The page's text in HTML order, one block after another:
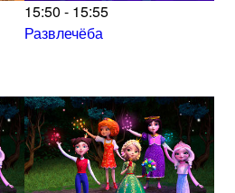
15:50 - 15:55
Развлечёба